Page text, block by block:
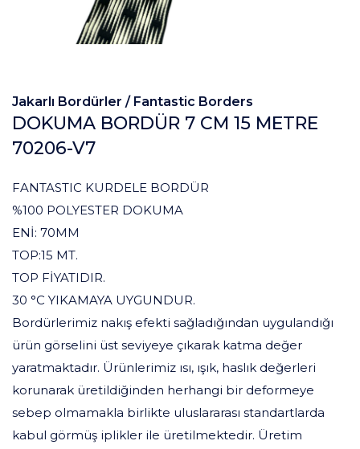
Jakarlı Bordürler / Fantastic Borders
DOKUMA BORDÜR 7 CM 15 METRE
70206-V7
FANTASTIC KURDELE BORDÜR
%100 POLYESTER DOKUMA
ENİ: 70MM
TOP:15 MT.
TOP FİYATIDIR.
30 °C YIKAMAYA UYGUNDUR.
Bordürlerimiz nakış efekti sağladığından uygulandığı
ürün görselini üst seviyeye çıkarak katma değer
yaratmaktadır. Ürünlerimiz ısı, ışık, haslık değerleri
korunarak üretildiğinden herhangi bir deformeye
sebep olmamakla birlikte uluslararası standartlarda
kabul görmüş iplikler ile üretilmektedir. Üretim